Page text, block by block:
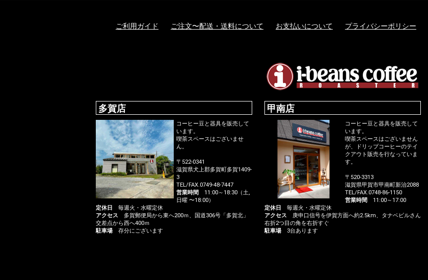
ご利用ガイド ご注文〜配送・送料について お支払いについて プライバシーポリシー
多賀店
コーヒー豆と器具を販売して
います。
喫茶スペースはございませ
ん。
〒522-0341
滋賀県犬上郡多賀町多賀1409-
3
TEL/FAX.0749-48-7447
営業時間 11:00～18:30（土,
日曜 〜18:00）
定休日 毎週火・水曜定休
アクセス 多賀郵便局から東へ200ｍ、国道306号「多賀北」
交差点から西へ400ｍ
駐車場存分にございます
甲南店
コーヒー豆と器具を販売して
います。
喫茶スペースはございません
が、ドリップコーヒーのテイ
クアウト販売を行なっていま
す。
〒520-3313
滋賀県甲賀市甲南町新治2088
TEL/FAX.0748-86-1150
営業時間 11:00～17:00
定休日 毎週火・水曜定休
アクセス 庚申口信号を伊賀方面へ約2.5km、タナベビルさん
右折2つ目の角を右折すぐ
駐車場3台あります